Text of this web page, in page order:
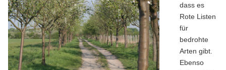
dass es
Rote Listen
für
bedrohte
Arten gibt.
Ebenso